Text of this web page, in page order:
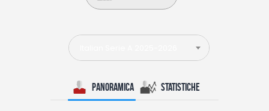
Basket
Tennis
Lo Sapevi Che
I consigli di Giulia
Panoramica Statistiche